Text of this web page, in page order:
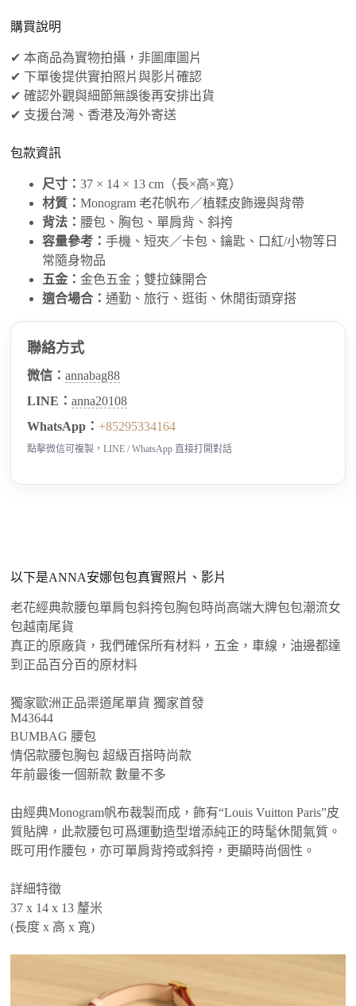
購買說明
✔ 本商品為實物拍攝，非圖庫圖片
✔ 下單後提供實拍照片與影片確認
✔ 確認外觀與細節無誤後再安排出貨
✔ 支援台灣、香港及海外寄送
包款資訊
尺寸：37 × 14 × 13 cm（長×高×寬）
材質：Monogram 老花帆布／植鞣皮飾邊與背帶
背法： 腰包、胸包、單肩背、斜挎
容量參考：手機、短夾／卡包、鑰匙、口紅/小物等日
常隨身物品
五金：金色五金；雙拉鍊開合
適合場合：通勤、旅行、逛街、休閒街頭穿搭
聯絡方式
微信：annabag88
LINE：anna20108
WhatsApp：+85295334164
點擊微信可複製，LINE / WhatsApp 直接打開對話
以下是ANNA安娜包包真實照片、影片
老花經典款腰包單肩包斜挎包胸包時尚高端大牌包包潮流女
包越南尾貨
真正的原廠貨，我們確保所有材料，五金，車線，油邊都達
到正品百分百的原材料
獨家歐洲正品渠道尾單貨 獨家首發
M43644
BUMBAG 腰包
情侶款腰包胸包 超級百搭時尚款
年前最後一個新款 數量不多
由經典Monogram帆布裁製而成，飾有“Louis Vuitton Paris”皮
質貼牌，此款腰包可爲運動造型增添純正的時髦休閒氣質。
既可用作腰包，亦可單肩背挎或斜挎，更顯時尚個性。
詳細特徵
37 x 14 x 13 釐米
(長度 x 高 x 寬)